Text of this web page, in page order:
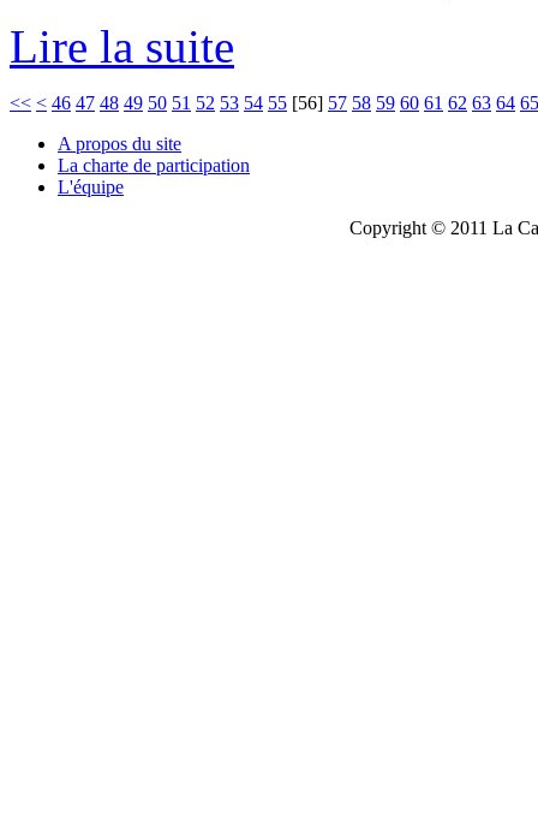
Lire la suite
<< < 46 47 48 49 50 51 52 53 54 55 [56] 57 58 59 60 61 62 63 64 65
A propos du site
La charte de participation
L'équipe
Copyright © 2011 La